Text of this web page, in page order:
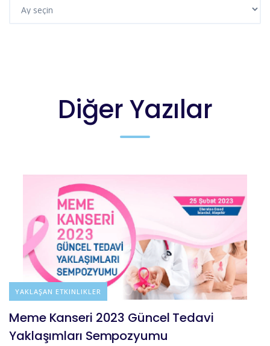
Diğer Yazılar
DUYURULAR
YAKLAŞAN ETKINLIKLER
Meme Kanseri 2023 Güncel Tedavi
Yaklaşımları Sempozyumu